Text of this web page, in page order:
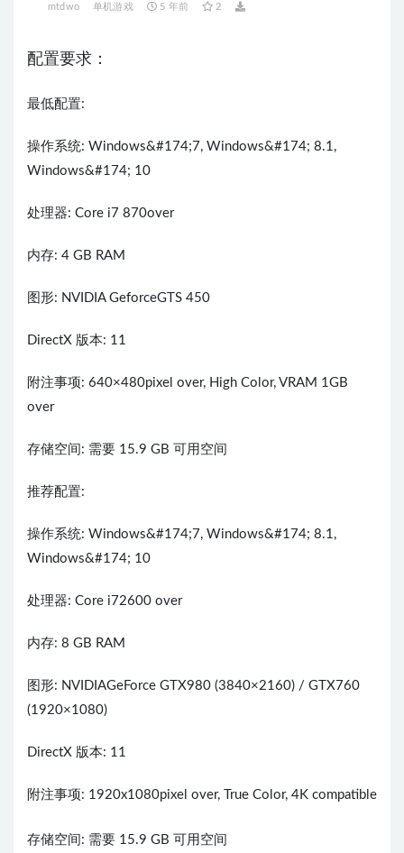
mtdwo 单机游戏 5 年前 2
配置要求：
最低配置:
操作系统: Windows&#174;7, Windows&#174; 8.1,
Windows&#174; 10
处理器: Core i7 870over
内存: 4 GB RAM
图形: NVIDIA GeforceGTS 450
DirectX 版本: 11
附注事项: 640×480pixel over, High Color, VRAM 1GB
over
存储空间: 需要 15.9 GB 可用空间
推荐配置:
操作系统: Windows&#174;7, Windows&#174; 8.1,
Windows&#174; 10
处理器: Core i72600 over
内存: 8 GB RAM
图形: NVIDIAGeForce GTX980 (3840×2160) / GTX760
(1920×1080)
DirectX 版本: 11
附注事项: 1920x1080pixel over, True Color, 4K compatible
存储空间: 需要 15.9 GB 可用空间